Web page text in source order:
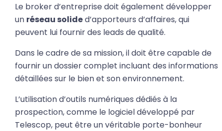
Le broker d’entreprise doit également développer
un réseau solided’apporteurs d’affaires, qui
peuvent lui fournir des leads de qualité.
Dans le cadre de sa mission, il doit être capable de
fournir un dossier complet incluant des informations
détaillées sur le bien et son environnement.
L’utilisation d’outils numériques dédiés à la
prospection, comme le logiciel développé par
Telescop, peut être un véritable porte-bonheur